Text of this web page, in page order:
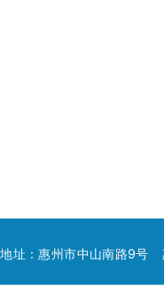
地址：惠州市中山南